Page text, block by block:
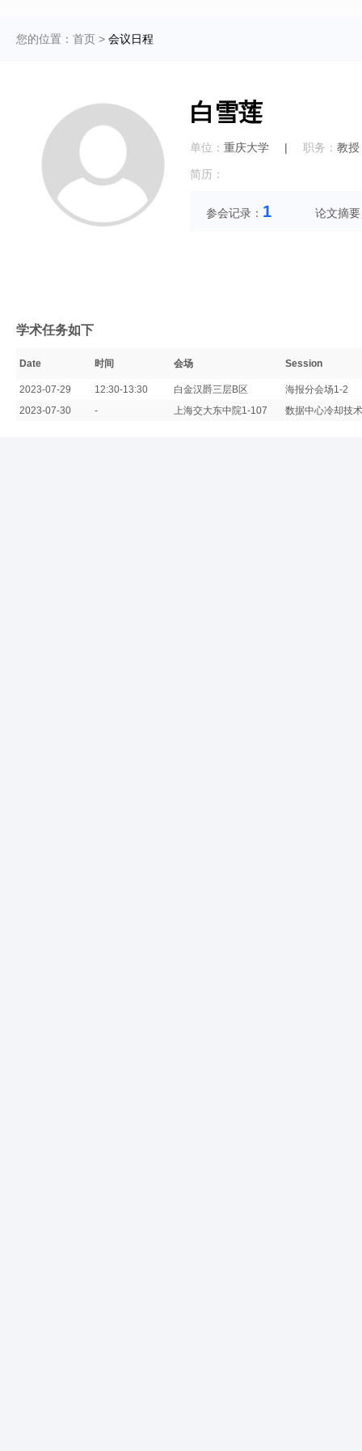
您的位置： 首页 > 会议日程
白雪莲
单位： 重庆大学 | 职务： 教授
简历：
参会记录： 1 论文摘
学术任务如下
Date 时间 会场 Session
2023-07-29 12:30-13:30 白金汉爵三层B区
海报分会场1-2
2023-07-30
- 上海交大东中院1-107 数据中心冷却技术